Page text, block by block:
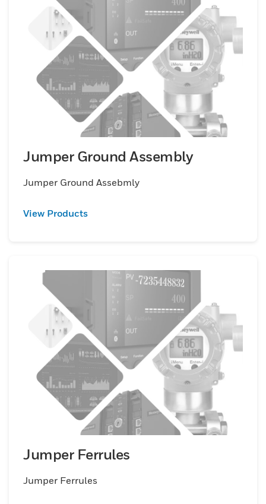
Jumper Ground Assembly
Jumper Ground Assebmly
View Products
Jumper Ferrules
Jumper Ferrules